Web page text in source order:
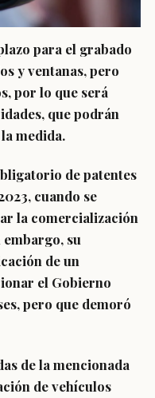
para el grabado
y ventanas, pero
por lo que será
que podrán
medida.
de patentes
, cuando se
la comercialización
su
de un
el Gobierno
pero que demoró
de la mencionada
de vehículos